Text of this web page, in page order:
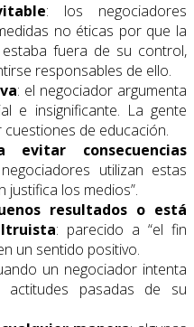
: los negociadores
no éticas por que la
fuera de su control,
responsables de ello.
: el negociador argumenta
e insignificante. La gente
de educación.
consecuencias
utilizan estas
justifica los medios”.
resultados o está
: parecido a “el fin
un sentido positivo.
un negociador intenta
pasadas de su